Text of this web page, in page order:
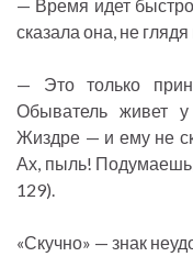
— Время идет
сказала она, не глядя
— Это только
Обыватель живет
Жиздре — и ему не
Ах, пыль!
129).
«Скучно» — знак